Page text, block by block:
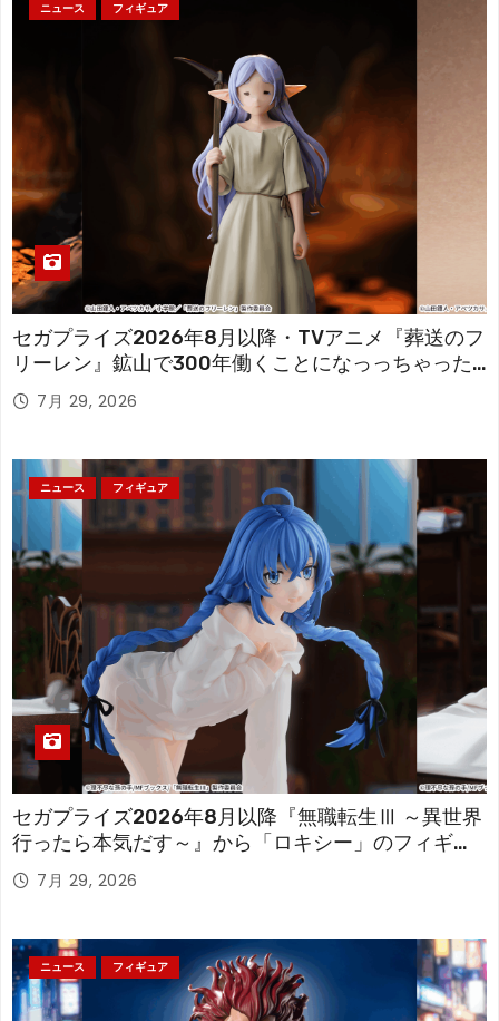
ニュース フィギュア
セガプライズ2026年8月以降・TVアニメ『葬送のフ
リーレン』鉱山で300年働くことになっっちゃった
「フリーレン」を立体化！
7月 29, 2026
ニュース フィギュア
セガプライズ2026年8月以降『無職転生Ⅲ ～異世界
行ったら本気だす～』から「ロキシー」のフィギュ
アが登場！
7月 29, 2026
ニュース フィギュア